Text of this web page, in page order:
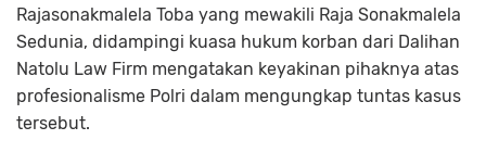
Rajasonakmalela Toba yang mewakili Raja Sonakmalela
Sedunia, didampingi kuasa hukum korban dari Dalihan
Natolu Law Firm mengatakan keyakinan pihaknya atas
profesionalisme Polri dalam mengungkap tuntas kasus
tersebut.